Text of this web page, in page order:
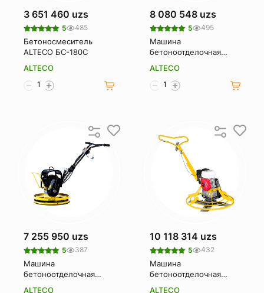
3 651 460 uzs
5 485
Бетоносмеситель
ALTECO БС-180С
ALTECO
8 080 548 uzs
5 495
Машина
бетоноотделочная
ALTECO
7 255 950 uzs
5 387
Машина
бетоноотделочная
ALTECO
10 118 314 uzs
5 432
Машина
бетоноотделочная
ALTECO